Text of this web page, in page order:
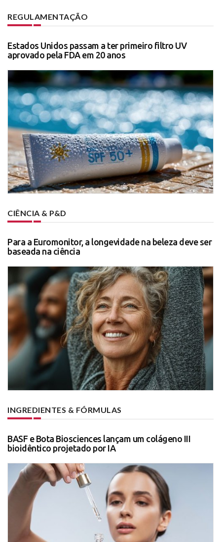
REGULAMENTAÇÃO
Estados Unidos passam a ter primeiro filtro UV
aprovado pela FDA em 20 anos
CIÊNCIA & P&D
Para a Euromonitor, a longevidade na beleza deve ser
baseada na ciência
INGREDIENTES & FÓRMULAS
BASF e Bota Biosciences lançam um colágeno III
bioidêntico projetado por IA